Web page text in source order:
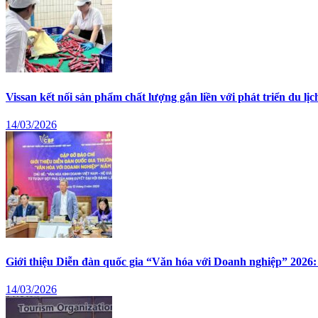
Vissan kết nối sản phẩm chất lượng gắn liền với phát triển du
14/03/2026
Giới thiệu Diễn đàn quốc gia “Văn hóa với Doanh nghiệp”
14/03/2026